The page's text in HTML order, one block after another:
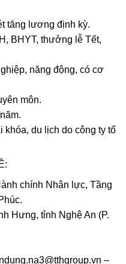
tăng lương định kỳ.
BHYT, thưởng lễ Tết,
năng động, có cơ
môn.
khóa, du lịch do công ty tổ
chính Nhân lực, Tầng
Hưng, tỉnh Nghệ An (P.
–